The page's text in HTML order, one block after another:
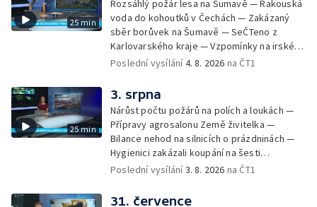
Horské hotely nabízejí kuchařům vyšší platy
— Převoz obřích nádob do plzeňského
pivovaru
25 min
Rozsáhlý požár lesa na Šumavě — Rakouská
voda do kohoutků v Čechách — Zakázaný
sběr borůvek na Šumavě — SeČTeno z
Karlovarského kraje — Vzpomínky na irského
hudebníka Glena Hansarda — Tři případy
řidiče za záchranu ženy — Pět let od
tragické železniční nehody v Milavčích —
Čištění Karlova mostu — Cestování za
hvězdnou oblohou
Poslední vysílání4. 8. 2026 na ČT1
25 min
3. srpna
Nárůst počtu požárů na polích a loukách —
Přípravy agrosalonu Země živitelka —
Bilance nehod na silnicích o prázdninách —
Hygienici zakázali koupání na šesti
koupalištích — Vodní záchranáři na Lipně
elektráren — Kvůli suchu vysychají obecní
Poslední vysílání3. 8. 2026 na ČT1
31. července